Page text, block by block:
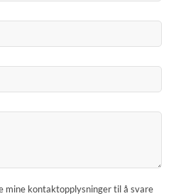
mine kontaktopplysninger til å svare